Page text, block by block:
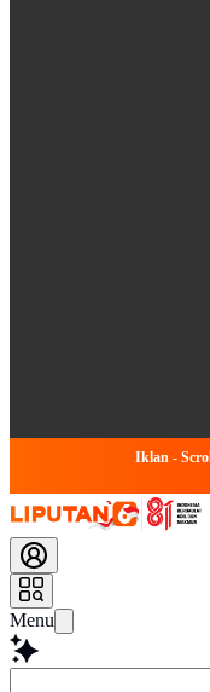
Iklan -
Menu